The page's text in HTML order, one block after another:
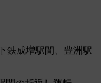
鉄成増駅間、豊洲駅